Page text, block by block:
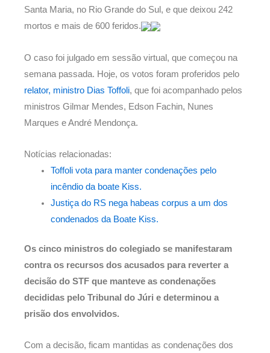
Santa Maria, no Rio Grande do Sul, e que deixou 242
mortos e mais de 600 feridos.
O caso foi julgado em sessão virtual, que começou na
semana passada. Hoje, os votos foram proferidos pelo
relator, ministro Dias Toffoli, que foi acompanhado pelos
ministros Gilmar Mendes, Edson Fachin, Nunes
Marques e André Mendonça.
Notícias relacionadas:
Toffoli vota para manter condenações pelo
incêndio da boate Kiss.
Justiça do RS nega habeas corpus a um dos
condenados da Boate Kiss.
Os cinco ministros do colegiado se manifestaram
contra os recursos dos acusados para reverter a
decisão do STF que manteve as condenações
decididas pelo Tribunal do Júri e determinou a
prisão dos envolvidos.
Com a decisão, ficam mantidas as condenações dos